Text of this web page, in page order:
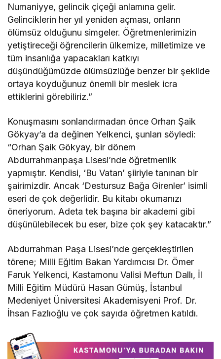
Numaniyye, gelincik çiçeği anlamına gelir.
Gelinciklerin her yıl yeniden açması, onların
ölümsüz olduğunu simgeler. Öğretmenlerimizin
yetiştireceği öğrencilerin ülkemize, milletimize ve
tüm insanlığa yapacakları katkıyı
düşündüğümüzde ölümsüzlüğe benzer bir şekilde
ortaya koyduğunuz önemli bir meslek icra
ettiklerini görebiliriz.”
Konuşmasını sonlandırmadan önce Orhan Şaik
Gökyay’a da değinen Yelkenci, şunları söyledi:
“Orhan Şaik Gökyay, bir dönem
Abdurrahmanpaşa Lisesi’nde öğretmenlik
yapmıştır. Kendisi, ‘Bu Vatan’ şiiriyle tanınan bir
şairimizdir. Ancak ‘Destursuz Bağa Girenler’ isimli
eseri de çok değerlidir. Bu kitabı okumanızı
öneriyorum. Adeta tek başına bir akademi gibi
düşünülebilecek bu eser, bize çok şey katacaktır.”
Abdurrahman Paşa Lisesi’nde gerçekleştirilen
törene; Milli Eğitim Bakan Yardımcısı Dr. Ömer
Faruk Yelkenci, Kastamonu Valisi Meftun Dallı, İl
Milli Eğitim Müdürü Hasan Gümüş, İstanbul
Medeniyet Üniversitesi Akademisyeni Prof. Dr.
İhsan Fazlıoğlu ve çok sayıda öğretmen katıldı.